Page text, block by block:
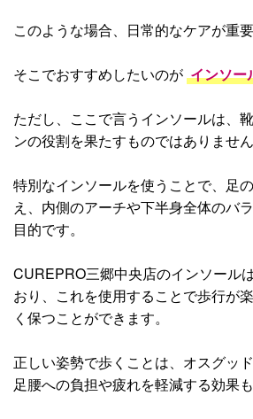
このような場合、日常的なケアが重要
そこでおすすめしたいのが インソー
ただし、ここで言うインソールは、
ンの役割を果たすものではありません
特別なインソールを使うことで、足
え、内側のアーチや下半身全体のバ
目的です。
CUREPRO三郷中央店のインソール
おり、これを使用することで歩行が
く保つことができます。
正しい姿勢で歩くことは、オスグッ
足腰への負担や疲れを軽減する効果も